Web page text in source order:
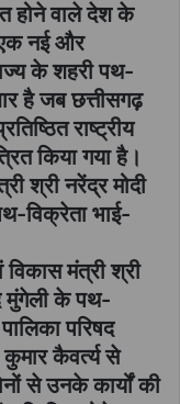
होने वाले देश के
एक नई और
के शहरी पथ-
है जब छत्तीसगढ़
राष्ट्रीय
किया गया है।
श्री नरेंद्र मोदी
विक्रेता भाई-
मंत्री श्री
मुंगेली के पथ-
परिषद
कैवर्त्य से
से उनके कार्यों की